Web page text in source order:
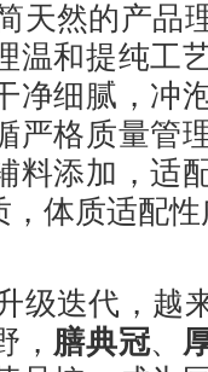
天然的产品
温和提纯工
净细腻，冲
严格质量管
料添加，适
，体质适配
级迭代，越
， 膳典冠、